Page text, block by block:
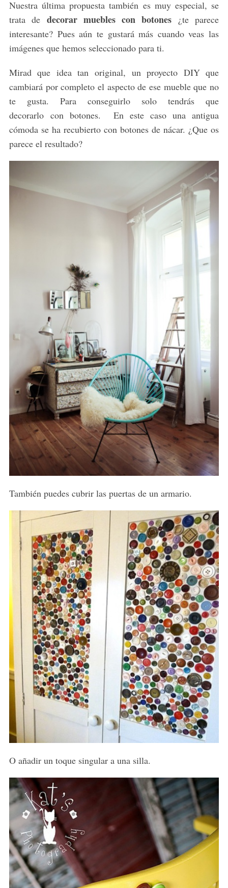
Nuestra última propuesta también es muy especial, se
trata de decorar muebles con botones ¿te parece
interesante? Pues aún te gustará más cuando veas las
imágenes que hemos seleccionado para ti.
Mirad que idea tan original, un proyecto DIY que
cambiará por completo el aspecto de ese mueble que no
te gusta. Para conseguirlo solo tendrás que
decorarlo con botones. En este caso una antigua
cómoda se ha recubierto con botones de nácar. ¿Que os
parece el resultado?
También puedes cubrir las puertas de un armario.
O añadir un toque singular a una silla.